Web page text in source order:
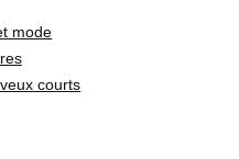
mode
courts